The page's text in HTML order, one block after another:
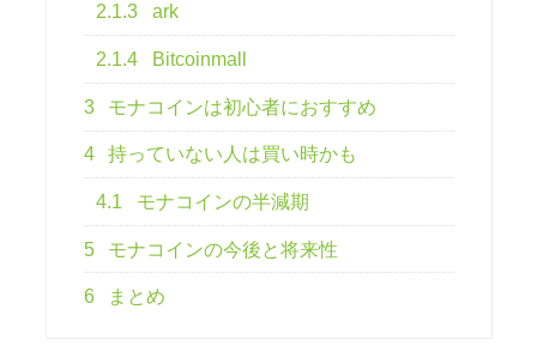
2.1.3 ark
2.1.4 Bitcoinmall
3 モナコインは初心者におすすめ
4 持っていない人は買い時かも
4.1 モナコインの半減期
5 モナコインの今後と将来性
6 まとめ